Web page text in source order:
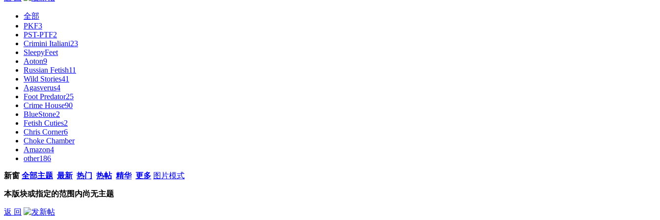
全部
PKF3
PST-PTF2
Crimini Italiani23
SleepyFeet
Aoton9
Russian Fetish11
Wild Stories41
Agasverus4
Foot Predator25
Crime House90
BlueStone2
Fetish Cuties2
Chris Corner6
Choke Chamber
Amazon4
other186
新窗 全部主题 最新 热门 热帖 精华 更多 图片模式
本版块或指定的范围内尚无主题
返 回